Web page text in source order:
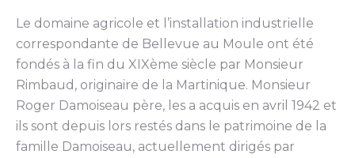
Le domaine agricole et l’installation industrielle
correspondante de Bellevue au Moule ont été
fondés à la fin du XIXème siècle par Monsieur
Rimbaud, originaire de la Martinique. Monsieur
Roger Damoiseau père, les a acquis en avril 1942 et
ils sont depuis lors restés dans le patrimoine de la
famille Damoiseau, actuellement dirigés par